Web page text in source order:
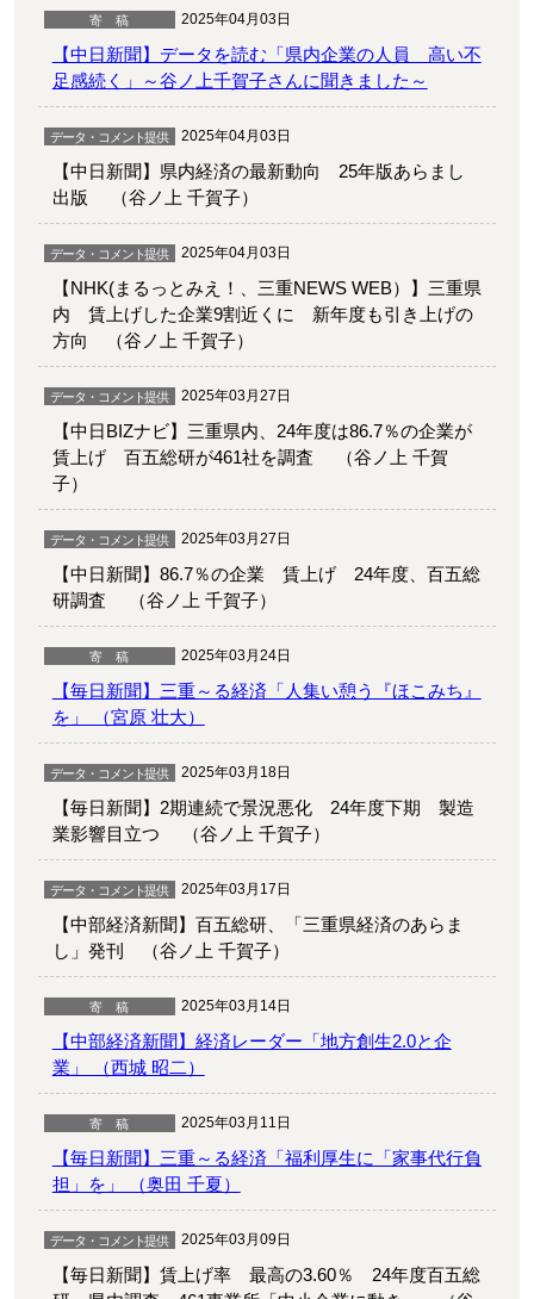
2025年04月03日
【中日新聞】データを読む「県内企業の人員 高い不
足感続く」～谷ノ上千賀子さんに聞きました～
2025年04月03日
【中日新聞】県内経済の最新動向 25年版あらまし
出版 （谷ノ上 千賀子）
2025年04月03日
【NHK(まるっとみえ！、三重NEWS WEB）】三重県
内 賃上げした企業9割近くに 新年度も引き上げの
方向 （谷ノ上 千賀子）
2025年03月27日
【中日BIZナビ】三重県内、24年度は86.7％の企業が
賃上げ 百五総研が461社を調査 （谷ノ上 千賀
子）
2025年03月27日
【中日新聞】86.7％の企業 賃上げ 24年度、百五総
研調査 （谷ノ上 千賀子）
2025年03月24日
【毎日新聞】三重～る経済「人集い憩う『ほこみち』
を」 （宮原 壮大）
2025年03月18日
【毎日新聞】2期連続で景況悪化 24年度下期 製造
業影響目立つ （谷ノ上 千賀子）
2025年03月17日
【中部経済新聞】百五総研、「三重県経済のあらま
し」発刊 （谷ノ上 千賀子）
2025年03月14日
【中部経済新聞】経済レーダー「地方創生2.0と企
業」 （西城 昭二）
2025年03月11日
【毎日新聞】三重～る経済「福利厚生に「家事代行負
担」を」 （奥田 千夏）
2025年03月09日
【毎日新聞】賃上げ率 最高の3.60％ 24年度百五総